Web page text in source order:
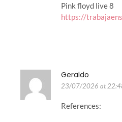
Pink floyd live 8
https://
Geraldo
23/07/2026 at
References: